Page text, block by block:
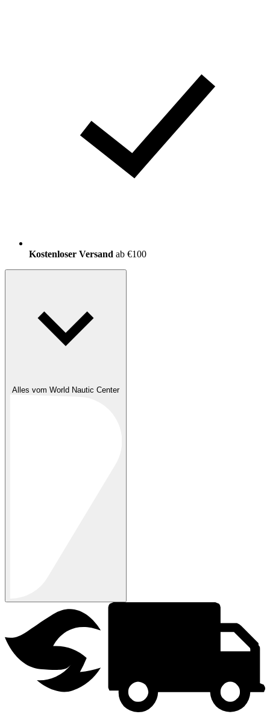
Kostenloser Versand ab €100
Alles vom World Nautic Center